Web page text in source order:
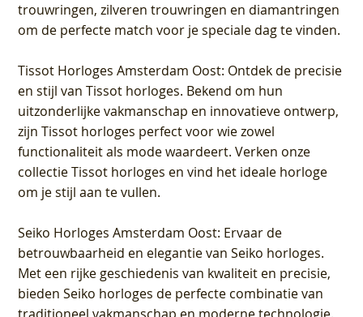
trouwringen, zilveren trouwringen en diamantringen
om de perfecte match voor je speciale dag te vinden.
Tissot Horloges Amsterdam Oost: Ontdek de precisie
en stijl van Tissot horloges. Bekend om hun
uitzonderlijke vakmanschap en innovatieve ontwerp,
zijn Tissot horloges perfect voor wie zowel
functionaliteit als mode waardeert. Verken onze
collectie Tissot horloges en vind het ideale horloge
om je stijl aan te vullen.
Seiko Horloges Amsterdam Oost: Ervaar de
betrouwbaarheid en elegantie van Seiko horloges.
Met een rijke geschiedenis van kwaliteit en precisie,
bieden Seiko horloges de perfecte combinatie van